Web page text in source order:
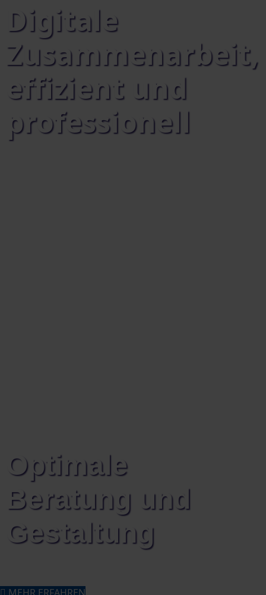
Digitale
Zusammenarbeit,
effizient und
professionell
Optimale
Beratung und
Gestaltung